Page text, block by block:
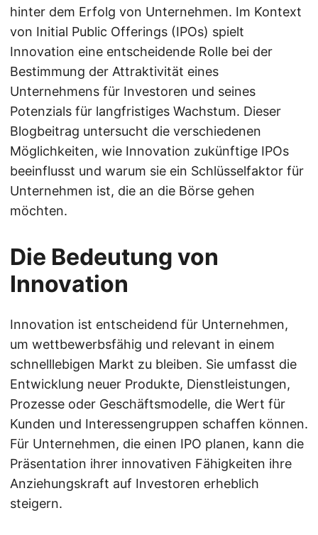
hinter dem Erfolg von Unternehmen. Im Kontext
von Initial Public Offerings (IPOs) spielt
Innovation eine entscheidende Rolle bei der
Bestimmung der Attraktivität eines
Unternehmens für Investoren und seines
Potenzials für langfristiges Wachstum. Dieser
Blogbeitrag untersucht die verschiedenen
Möglichkeiten, wie Innovation zukünftige IPOs
beeinflusst und warum sie ein Schlüsselfaktor für
Unternehmen ist, die an die Börse gehen
möchten.
Die Bedeutung von
Innovation
Innovation ist entscheidend für Unternehmen,
um wettbewerbsfähig und relevant in einem
schnelllebigen Markt zu bleiben. Sie umfasst die
Entwicklung neuer Produkte, Dienstleistungen,
Prozesse oder Geschäftsmodelle, die Wert für
Kunden und Interessengruppen schaffen können.
Für Unternehmen, die einen IPO planen, kann die
Präsentation ihrer innovativen Fähigkeiten ihre
Anziehungskraft auf Investoren erheblich
steigern.